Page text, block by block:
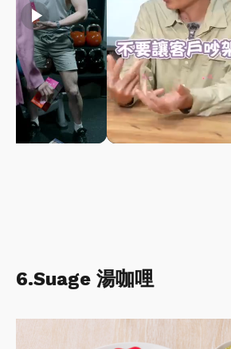
play_arrow play_arrow
6.Suage 湯咖哩